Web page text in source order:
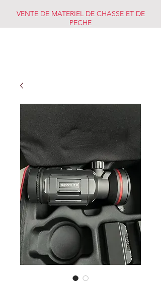
VENTE DE MATERIEL DE CHASSE ET DE
PECHE